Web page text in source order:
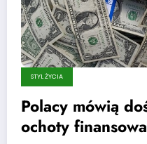
STYL ŻYCIA
Polacy mówią
ochoty